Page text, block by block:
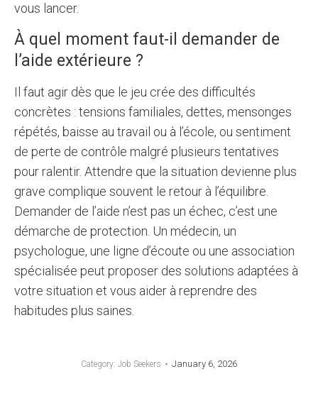
vous lancer.
À quel moment faut-il demander de
l’aide extérieure ?
Il faut agir dès que le jeu crée des difficultés
concrètes : tensions familiales, dettes, mensonges
répétés, baisse au travail ou à l’école, ou sentiment
de perte de contrôle malgré plusieurs tentatives
pour ralentir. Attendre que la situation devienne plus
grave complique souvent le retour à l’équilibre.
Demander de l’aide n’est pas un échec, c’est une
démarche de protection. Un médecin, un
psychologue, une ligne d’écoute ou une association
spécialisée peut proposer des solutions adaptées à
votre situation et vous aider à reprendre des
habitudes plus saines.
Category: Job Seekers January 6, 2026